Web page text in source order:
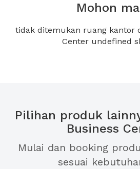
Mohon
tidak ditemukan ruang kantor
Center undefined
Pilihan produk
Business
Mulai dan booking
sesuai